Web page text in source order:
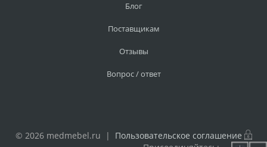
Блог
Поставщикам
Отзывы
Вопрос / ответ
© 2026 medmebel.ru | Пользовательское соглашение